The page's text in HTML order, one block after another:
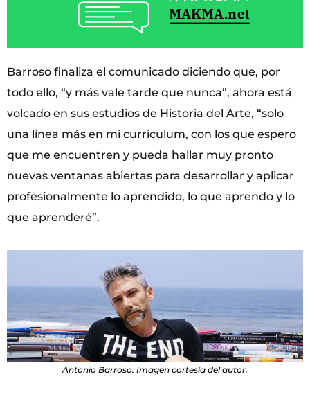
Barroso finaliza el comunicado diciendo que, por
todo ello, “y más vale tarde que nunca”, ahora está
volcado en sus estudios de Historia del Arte, “solo
una línea más en mi curriculum, con los que espero
que me encuentren y pueda hallar muy pronto
nuevas ventanas abiertas para desarrollar y aplicar
profesionalmente lo aprendido, lo que aprendo y lo
que aprenderé”.
Antonio Barroso. Imagen cortesía del autor.